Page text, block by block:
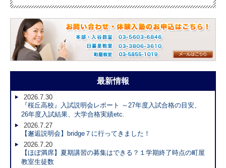
最新情報
2026.7.30
『桜丘高校』入試説明会レポート ～27年度入試合格の目安、
26年度入試結果、大学合格実績etc.
2026.7.27
【邂逅説明会】bridge７に行ってきました！
2026.7.20
【ほぼ満席】夏期講習の募集はできる？１学期終了時点の町屋
教室生徒数